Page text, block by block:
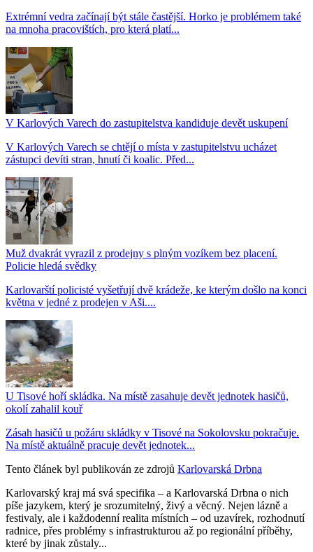
Extrémní vedra začínají být stále častější. Horko je problémem také
na mnoha pracovištích, pro která platí...
V Karlových Varech do zastupitelstva kandiduje devět uskupení
V Karlových Varech se chtějí o místa v zastupitelstvu ucházet
zástupci devíti stran, hnutí či koalic. Před...
Muž dvakrát vyrazil z prodejny s plným vozíkem bez placení.
Policie hledá svědky
Karlovarští policisté vyšetřují dvě krádeže, ke kterým došlo na konci
května v jedné z prodejen v Aši....
U Tisové hoří skládka. Na místě zasahuje devět jednotek hasičů,
okolí zahalil kouř
Zásah hasičů u požáru skládky v Tisové na Sokolovsku pokračuje.
Na místě aktuálně pracuje devět jednotek...
Tento článek byl publikován ze zdrojů Karlovarská Drbna
Karlovarský kraj má svá specifika – a Karlovarská Drbna o nich
píše jazykem, který je srozumitelný, živý a věcný. Nejen lázně a
festivaly, ale i každodenní realita místních – od uzavírek, rozhodnutí
radnice, přes problémy s infrastrukturou až po regionální příběhy,
které by jinak zůstaly...